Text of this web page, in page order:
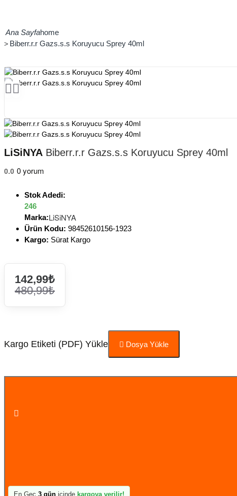
home
Biberr.r.r Gazs.s.s Koruyucu Sprey 40ml
LiSiNYA Biberr.r.r Gazs.s.s Koruyucu Sprey 40ml
0.0 0 yorum
Stok Adedi:
246
Marka:LiSiNYA
Ürün Kodu: 98452610156-1923
Kargo: Sürat Kargo
142,99₺
480,99₺
Kargo Etiketi (PDF) Yükle Dosya Yükle
En Geç 3 gün içinde kargoya verilir!